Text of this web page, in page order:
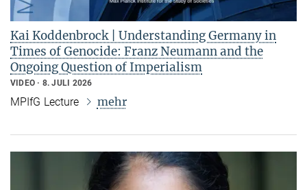
Kai Koddenbrock | Understanding Germany in
Times of Genocide: Franz Neumann and the
Ongoing Question of Imperialism
VIDEO 8. JULI 2026
MPIfG Lecture mehr